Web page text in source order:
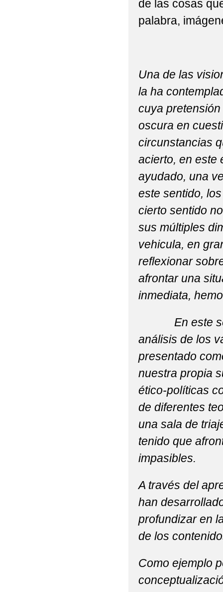
de las cosas
palabra,
Una de las
la ha
cuya
oscura en
circunstancias
acierto, en este
ayudado, una
este sentido,
cierto sentido
sus múltiples
vehicula, en
reflexionar
afrontar una
inmediata,
En este
análisis de los
presentado
nuestra propia
ético-políticas
de diferentes
una sala de
tenido que
impasibles.
A través del
han
profundizar en
de los
Como ejemplo